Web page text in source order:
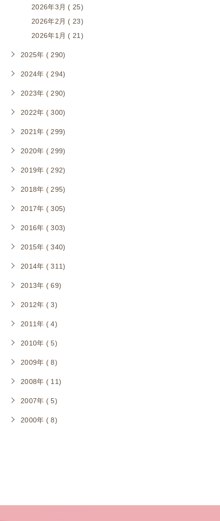
2026年3月 ( 25)
2026年2月 ( 23)
2026年1月 ( 21)
2025年 ( 290)
2024年 ( 294)
2023年 ( 290)
2022年 ( 300)
2021年 ( 299)
2020年 ( 299)
2019年 ( 292)
2018年 ( 295)
2017年 ( 305)
2016年 ( 303)
2015年 ( 340)
2014年 ( 311)
2013年 ( 69)
2012年 ( 3)
2011年 ( 4)
2010年 ( 5)
2009年 ( 8)
2008年 ( 11)
2007年 ( 5)
2000年 ( 8)